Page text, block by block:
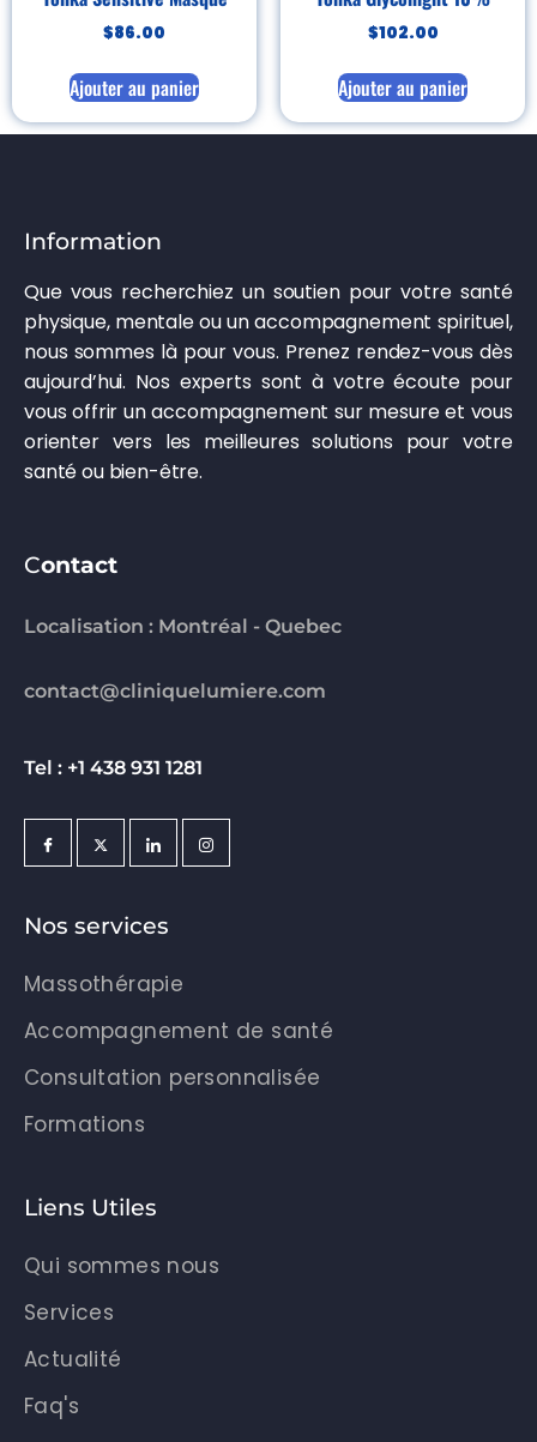
$86.00
Ajouter au panier
$102.00
Ajouter au panier
Information
Que vous recherchiez un soutien pour votre santé
physique, mentale ou un accompagnement spirituel,
nous sommes là pour vous. Prenez rendez-vous dès
aujourd’hui. Nos experts sont à votre écoute pour
vous offrir un accompagnement sur mesure et vous
orienter vers les meilleures solutions pour votre
santé ou bien-être.
Contact
Localisation : Montréal - Quebec
contact@cliniquelumiere.com
Tel : +1 438 931 1281
Nos services
Massothérapie
Accompagnement de santé
Consultation personnalisée
Formations
Liens Utiles
Qui sommes nous
Services
Actualité
Faq's